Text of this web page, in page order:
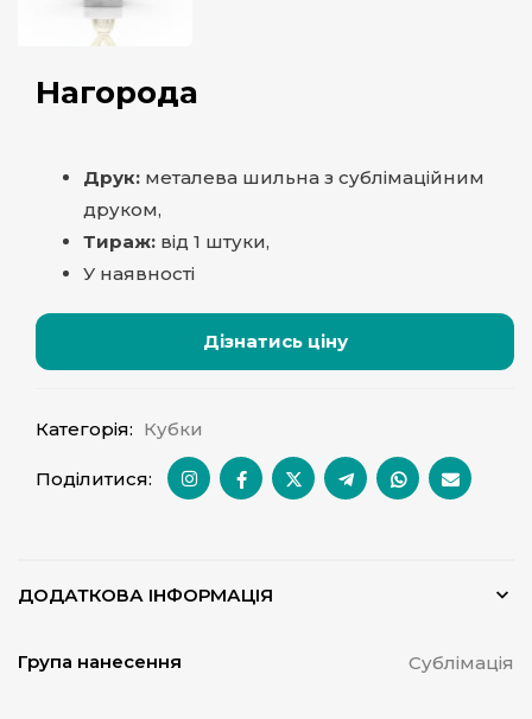
Нагорода
Друк: металева шильна з сублімаційним
друком,
Тираж: від 1 штуки,
У наявності
Дізнатись ціну
Категорія: Кубки
Поділитися:
ДОДАТКОВА ІНФОРМАЦІЯ
Група нанесення Сублімація